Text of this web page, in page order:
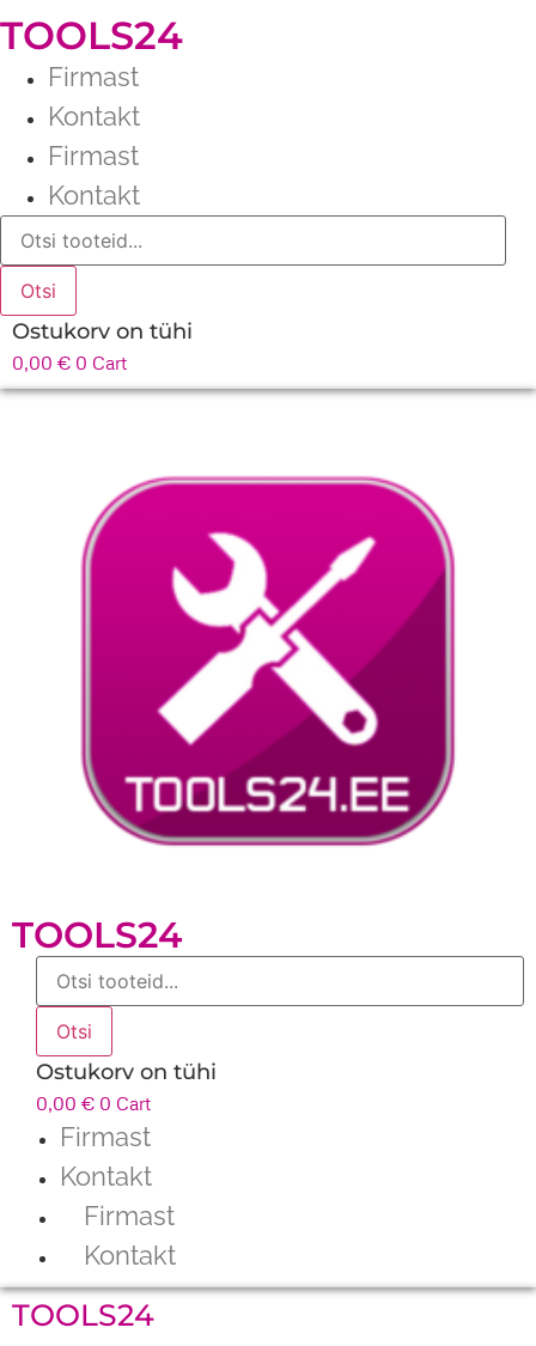
TOOLS24
Firmast
Kontakt
Firmast
Kontakt
Products
search
Otsi
Ostukorv on tühi
0,00 € 0 Cart
TOOLS24
Products
search
Otsi
Ostukorv on tühi
0,00 € 0 Cart
Firmast
Kontakt
Firmast
Kontakt
TOOLS24